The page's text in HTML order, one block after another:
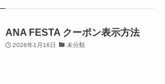
ANA FESTA クーポン表示方法
2026年1月16日 未分類